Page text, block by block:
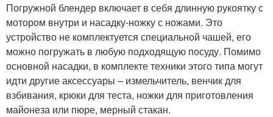
Погружной блендер включает в себя длинную рукоятку с
мотором внутри и насадку-ножку с ножами. Это
устройство не комплектуется специальной чашей, его
можно погружать в любую подходящую посуду. Помимо
основной насадки, в комплекте техники этого типа могут
идти другие аксессуары – измельчитель, венчик для
взбивания, крюки для теста, ножки для приготовления
майонеза или пюре, мерный стакан.